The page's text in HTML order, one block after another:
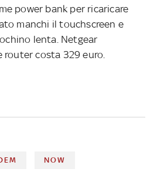
power bank per ricaricare
manchi il touchscreen e
lenta. Netgear
router costa 329 euro.
NOW